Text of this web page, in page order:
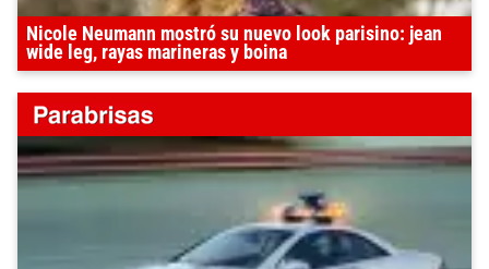
Nicole Neumann mostró su nuevo look parisino: jean
wide leg, rayas marineras y boina